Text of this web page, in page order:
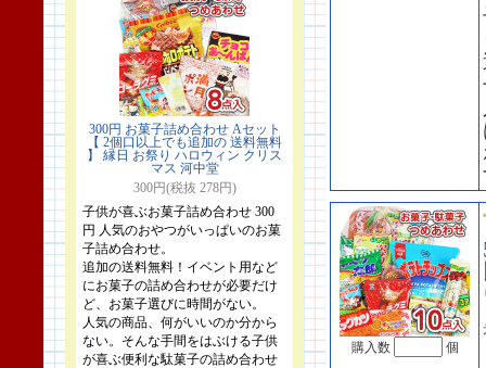
300円 お菓子詰め合わせ Aセット
【 2個口以上でも追加の 送料無料
】 縁日 お祭り ハロウィン クリス
マス 河中堂
300円(税抜 278円)
子供が喜ぶお菓子詰め合わせ 300
円 人気のおやつがいっぱいのお菓
子詰め合わせ。
追加の送料無料！イベント用など
にお菓子の詰め合わせが必要だけ
ど、お菓子選びに時間がない。
人気の商品、何がいいのか分から
ない。そんな手間をはぶける子供
が喜ぶ便利な駄菓子の詰め合わせ
購入数 個